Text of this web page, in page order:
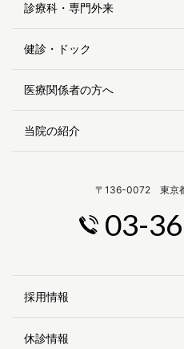
診療科・専門外来
健診・ドック
医療関係者の方へ
当院の紹介
〒136-0072 東京
03-
採用情報
休診情報